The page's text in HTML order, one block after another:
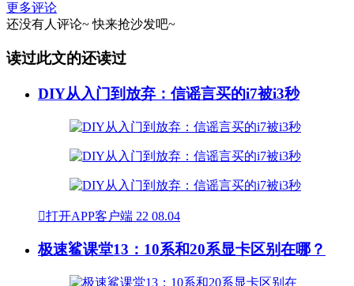
更多评论
还没有人评论~ 快来抢沙发吧~
读过此文的还读过
DIY从入门到放弃：信谣言买的i7被i3秒
打开APP客户端 22 08.04
极速鲨课堂13：10系和20系显卡区别在哪？